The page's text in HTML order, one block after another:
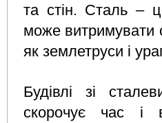
та стін. Сталь –
може витримувати
як землетруси і
Будівлі зі
скорочує час і